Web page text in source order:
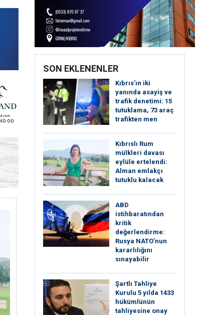
SON EKLENENLER
Kıbrıs’ın iki
yanında asayiş ve
trafik denetimi: 15
tutuklama, 73 araç
trafikten men
Kıbrıslı Rum
mülkleri davası
eylüle ertelendi:
Alman emlakçı
tutuklu kalacak
ABD
istihbaratından
kritik
değerlendirme:
Rusya NATO’nun
kararlılığını
sınayabilir
Şartlı Tahliye
Kurulu 5 yılda 1433
hükümlünün
tahliyesine onay